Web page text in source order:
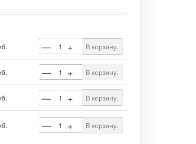
— + В корзину.
— + В корзину.
— + В корзину.
— + В корзину.